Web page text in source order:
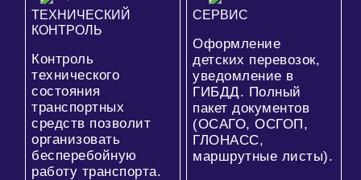
ТЕХНИЧЕСКИЙ
КОНТРОЛЬ
Контроль
технического
состояния
транспортных
средств позволит
организовать
бесперебойную
работу транспорта.
СЕРВИС
Оформление
детских перевозок,
уведомление в
ГИБДД. Полный
пакет документов
(ОСАГО, ОСГОП,
ГЛОНАСС,
маршрутные листы).